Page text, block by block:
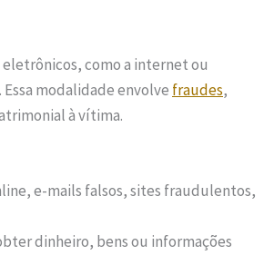
como a internet ou
modalidade envolve fraudes,
à vítima.
e-mails falsos, sites fraudulentos,
dinheiro, bens ou informações